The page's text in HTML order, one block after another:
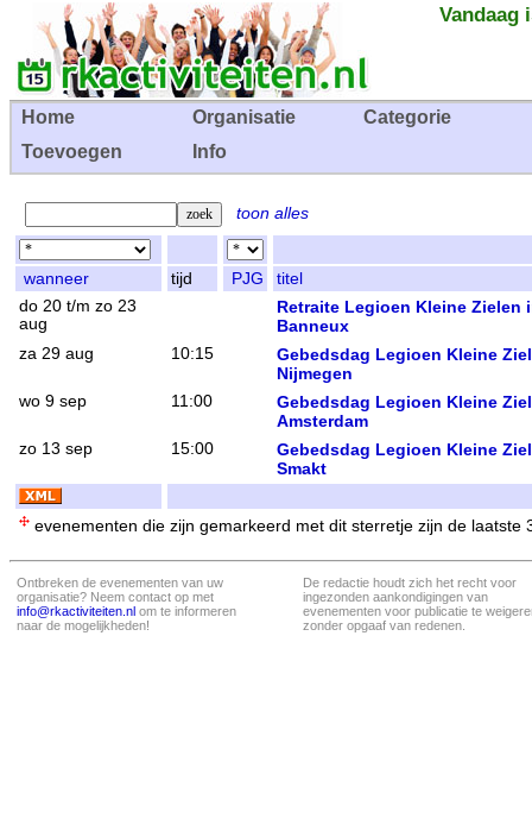
Vandaag
Home Organisatie
Categorie
Toevoegen
Info
toon alles
wanneer tijd PJG
titel
do 20 t/m zo 23
aug
Retraite Legioen Kleine Zielen
Banneux
za 29 aug 10:15
Gebedsdag Legioen Kleine
Nijmegen
wo 9 sep 11:00
Gebedsdag Legioen Kleine
Amsterdam
zo 13 sep 15:00
Gebedsdag Legioen Kleine
Smakt
evenementen die zijn gemarkeerd met dit sterretje zijn de laatste
Ontbreken de evenementen van uw
organisatie? Neem contact op met
info@rkactiviteiten.nl om te informeren
naar de mogelijkheden!
De redactie houdt zich het recht voor
ingezonden aankondigingen van
evenementen voor publicatie te
zonder opgaaf van redenen.